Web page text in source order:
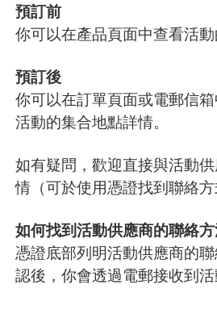
預訂前
你可以在產品頁面中查看活動
預訂後
你可以在訂單頁面或電郵信
活動的集合地點詳情。
如有疑問，歡迎直接與活動
情（可於使用憑證找到聯絡方
如何找到活動供應商的聯絡方
憑證底部列明活動供應商的
認後，你會透過電郵接收到活